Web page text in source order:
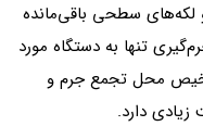
سطحی باقی‌مانده
تنها به دستگاه مورد
محل تجمع جرم و
دارد.